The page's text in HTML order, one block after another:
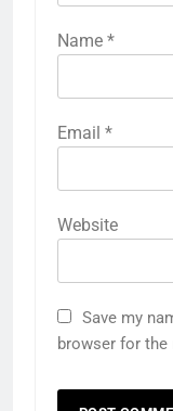
Name *
Email *
Website
Save my
browser for